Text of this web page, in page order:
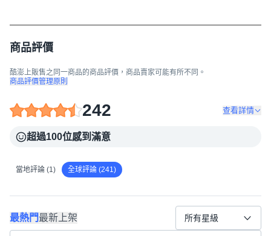
商品評價
酷澎上販售之同一商品的商品評價，商品賣家可能有所不同。
商品評價管理原則
242 查看詳情
超過100位感到滿意
當地評論 (1) 全球評論 (241)
最熱門最新上架 所有星級